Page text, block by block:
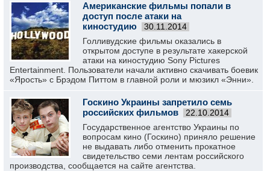
Американские фильмы попали в
доступ после атаки на
киностудию
30.11.2014
Голливудские фильмы оказались в
открытом доступе в результате хакерской
атаки на киностудию Sony Pictures
Entertainment. Пользователи начали активно скачивать боевик
«Ярость» с Брэдом Питтом в главной роли и мюзикл «Энни».
Госкино Украины запретило семь
российских фильмов
22.10.2014
Государственное агентство Украины по
вопросам кино (Госкино) приняло решение
не выдавать либо отменить прокатное
свидетельство семи лентам российского
производства, сообщается на сайте агентства.